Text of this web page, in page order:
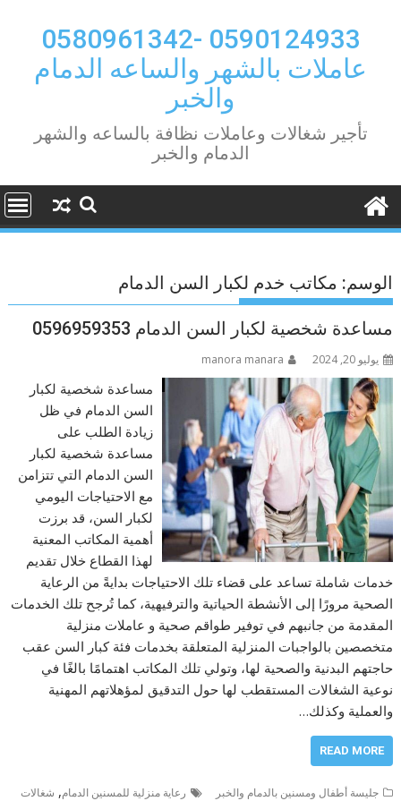
content
0590124933 -0580961342
عاملات بالشهر والساعه الدمام
والخبر
تأجير شغالات وعاملات نظافة بالساعه والشهر
الدمام والخبر
الوسم: مكاتب خدم لكبار السن الدمام
مساعدة شخصية لكبار السن الدمام 0596959353
يوليو 20, 2024 manora manara
مساعدة شخصية لكبار
السن الدمام في ظل
زيادة الطلب على
مساعدة شخصية لكبار
السن الدمام التي تتزامن
مع الاحتياجات اليومي
لكبار السن، قد برزت
أهمية المكاتب المعنية
لهذا القطاع خلال تقديم
خدمات شاملة تساعد على قضاء تلك الاحتياجات بدايةً من الرعاية
الصحية مرورًا إلى الأنشطة الحياتية والترفيهية، كما تُرجح تلك الخدمات
المقدمة من جانبهم في توفير طواقم صحية و عاملات منزلية
متخصصين بالواجبات المنزلية المتعلقة بخدمات فئة كبار السن عقب
حاجتهم البدنية والصحية لها، وتولي تلك المكاتب اهتمامًا بالغًا في
نوعية الشغالات المستقطب لها حول التدقيق لمؤهلاتهم المهنية
والعملية وكذلك…
READ MORE
جليسة أطفال ومسنين بالدمام والخبر رعاية منزلية للمسنين الدمام, شغالات